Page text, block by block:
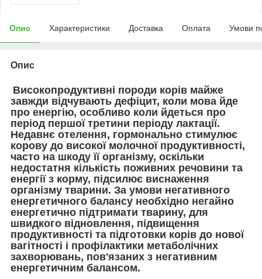
Опис Характеристики Доставка Оплата Умови
Опис
Високопродуктивні породи корів майже
завжди відчувають дефіцит, коли мова йде
про енергію, особливо коли йдеться про
період першої третини періоду лактації.
Недавнє отелення, гормонально стимулює
корову до високої молочної продуктивності,
часто на шкоду її організму, оскільки
недостатня кількість поживних речовини та
енергії з корму, підсилює виснаження
організму тварини. За умови негативного
енергетичного балансу необхідно негайно
енергетично підтримати тварину, для
швидкого відновлення, підвищення
продуктивності та підготовки корів до нової
вагітності і профілактики метаболічних
захворювань, пов'язаних з негативним
енергетичним балансом.